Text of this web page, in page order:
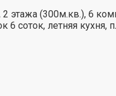
(300м.кв.), 6
6 соток, летняя